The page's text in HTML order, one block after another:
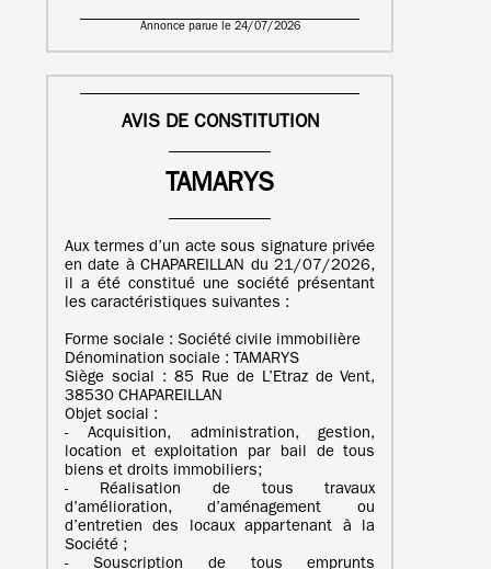
Annonce parue le 24/07/2026
AVIS DE CONSTITUTION
TAMARYS
Aux termes d’un acte sous signature privée
en date à CHAPAREILLAN du 21/07/2026,
il a été constitué une société présentant
les caractéristiques suivantes :
Forme sociale : Société civile immobilière
Dénomination sociale : TAMARYS
Siège social : 85 Rue de L’Etraz de Vent,
38530 CHAPAREILLAN
Objet social :
- Acquisition, administration, gestion,
location et exploitation par bail de tous
biens et droits immobiliers;
- Réalisation de tous travaux
d’amélioration, d’aménagement ou
d’entretien des locaux appartenant à la
Société ;
- Souscription de tous emprunts